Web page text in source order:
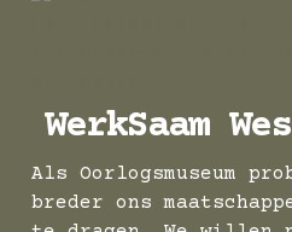
WerkSaam
Als Oorlogsmuseum
breder ons